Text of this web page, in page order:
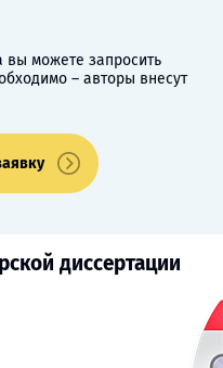
вы можете запросить
– авторы внесут
диссертации